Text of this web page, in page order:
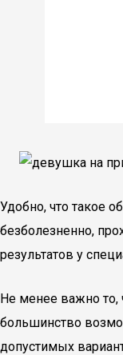
Удобно, что такое
безболезненно,
результатов у
Не менее важно то,
большинство
допустимых